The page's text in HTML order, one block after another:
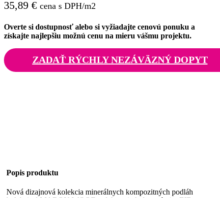
35,89 € cena s DPH/m2
Overte si dostupnosť alebo si vyžiadajte cenovú ponuku a
získajte najlepšiu možnú cenu na mieru vášmu projektu.
ZADAŤ RÝCHLY NEZÁVÄZNÝ DOPYT
Popis produktu
Nová dizajnová kolekcia minerálnych kompozitných podláh